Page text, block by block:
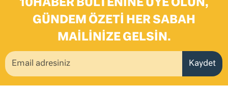
10HABER BÜLTENINE ÜYE OLUN,
GÜNDEM ÖZETI HER SABAH
MAILINIZE GELSIN.
Kaydet